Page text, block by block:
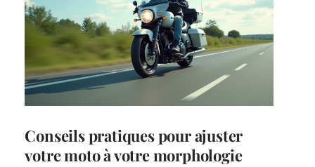
Conseils pratiques pour ajuster
votre moto à votre morphologie